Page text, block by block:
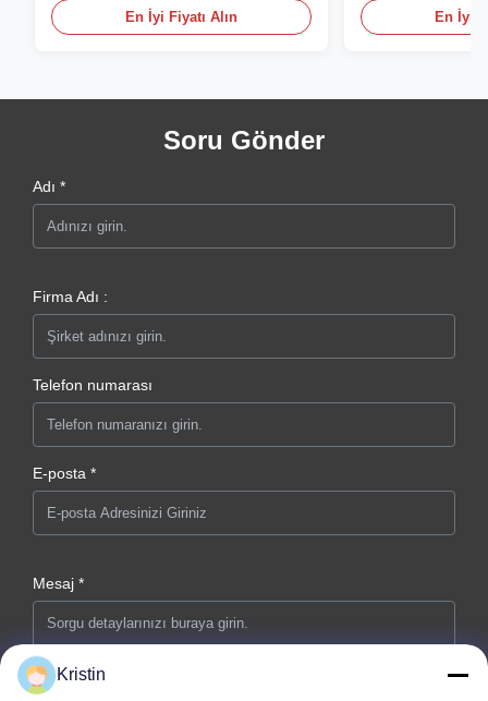
En İyi Fiyatı Alın En İyi
Soru Gönder
Adı *
Firma Adı :
Telefon numarası
E-posta *
Mesaj *
Kristin